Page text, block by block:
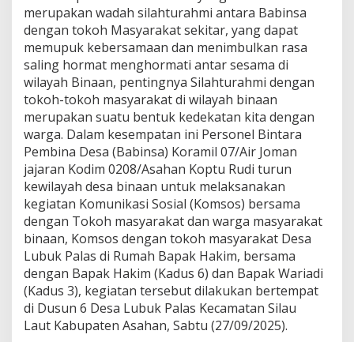
a
m
i
l
0
7
/
A
J
K
o
d
m
0
2
0
8
/
A
s
a
h
merupakan wadah silahturahmi antara Babinsa
dengan tokoh Masyarakat sekitar, yang dapat
memupuk kebersamaan dan menimbulkan rasa
saling hormat menghormati antar sesama di
wilayah Binaan, pentingnya Silahturahmi dengan
tokoh-tokoh masyarakat di wilayah binaan
merupakan suatu bentuk kedekatan kita dengan
warga. Dalam kesempatan ini Personel Bintara
Pembina Desa (Babinsa) Koramil 07/Air Joman
jajaran Kodim 0208/Asahan Koptu Rudi turun
kewilayah desa binaan untuk melaksanakan
kegiatan Komunikasi Sosial (Komsos) bersama
dengan Tokoh masyarakat dan warga masyarakat
binaan, Komsos dengan tokoh masyarakat Desa
Lubuk Palas di Rumah Bapak Hakim, bersama
dengan Bapak Hakim (Kadus 6) dan Bapak Wariadi
(Kadus 3), kegiatan tersebut dilakukan bertempat
di Dusun 6 Desa Lubuk Palas Kecamatan Silau
Laut Kabupaten Asahan, Sabtu (27/09/2025).